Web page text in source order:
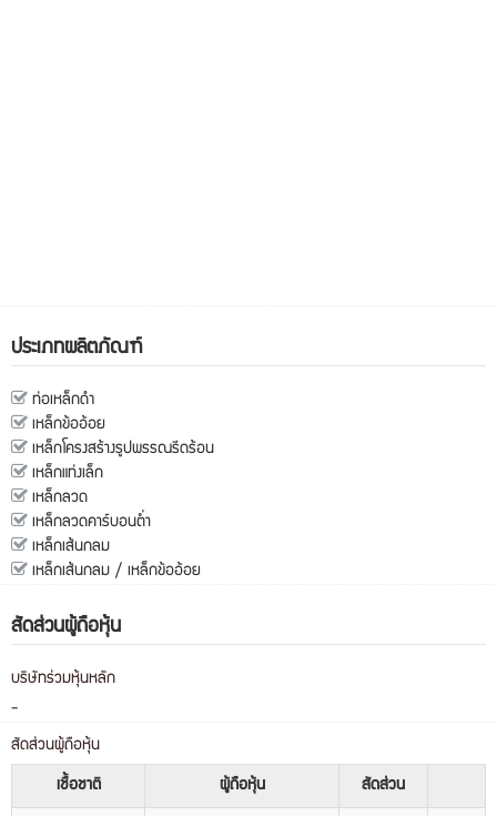
ประเภทผลิตภัณฑ์
ท่อเหล็กดำ
เหล็กข้ออ้อย
เหล็กโครงสร้างรูปพรรณรีดร้อน
เหล็กแท่งเล็ก
เหล็กลวด
เหล็กลวดคาร์บอนต่ำ
เหล็กเส้นกลม
เหล็กเส้นกลม / เหล็กข้ออ้อย
สัดส่วนผู้ถือหุ้น
บริษัทร่วมหุ้นหลัก
-
สัดส่วนผู้ถือหุ้น
เชื้อชาติ ผู้ถือหุ้น สัดส่วน